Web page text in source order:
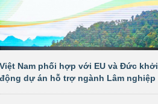
Việt Nam phối hợp với EU và Đức khởi
động dự án hỗ trợ ngành Lâm nghiệp